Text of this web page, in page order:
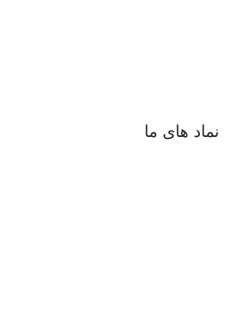
نماد های ما